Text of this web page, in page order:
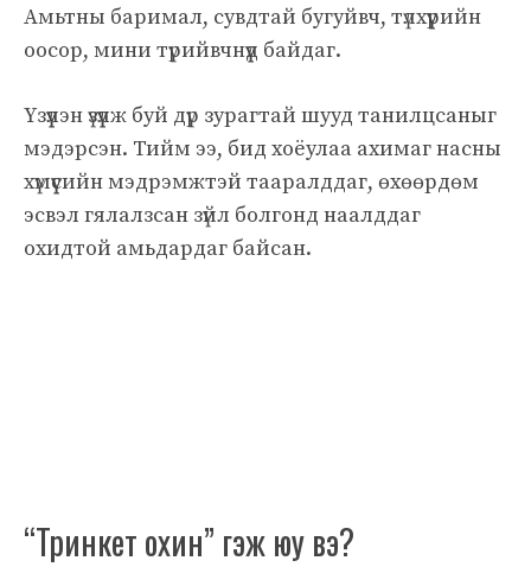
Амьтны баримал, сувдтай бугуйвч, түлхүүрийн
оосор, мини түрийвчнүүд байдаг.
Үзүүлэн үзүүлж буй дүр зурагтай шууд танилцсаныг
мэдэрсэн. Тийм ээ, бид хоёулаа ахимаг насны
хүмүүсийн мэдрэмжтэй тааралддаг, өхөөрдөм
эсвэл гялалзсан зүйл болгонд наалддаг
охидтой амьдардаг байсан.
“Тринкет охин” гэж юу вэ?